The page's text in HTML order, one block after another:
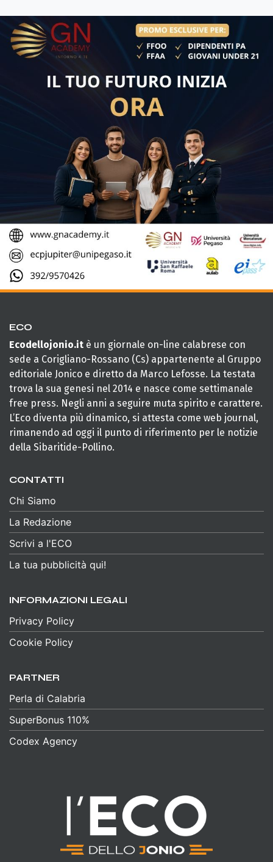
ECO
Ecodellojonio.it è un giornale on-line calabrese con
sede a Corigliano-Rossano (Cs) appartenente al Gruppo
editoriale Jonico e diretto da Marco Lefosse. La testata
trova la sua genesi nel 2014 e nasce come settimanale
free press. Negli anni a seguire muta spirito e carattere.
L’Eco diventa più dinamico, si attesta come web journal,
rimanendo ad oggi il punto di riferimento per le notizie
della Sibaritide-Pollino.
CONTATTI
Chi Siamo
La Redazione
Scrivi a l'ECO
La tua pubblicità qui!
INFORMAZIONI LEGALI
Privacy Policy
Cookie Policy
PARTNER
Perla di Calabria
SuperBonus 110%
Codex Agency